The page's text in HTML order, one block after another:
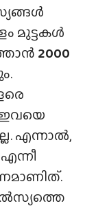
മുട്ടകൾ
2000
എന്നാൽ,